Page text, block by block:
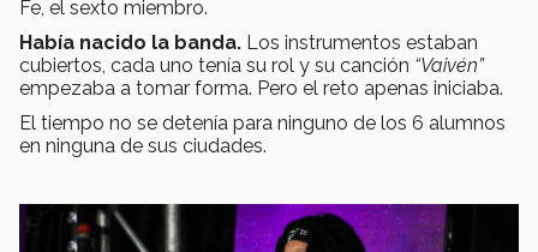
Fe, el sexto miembro.
Había nacido la banda. Los instrumentos estaban
cubiertos, cada uno tenía su rol y su canción “Vaivén”
empezaba a tomar forma. Pero el reto apenas iniciaba.
El tiempo no se detenía para ninguno de los 6 alumnos
en ninguna de sus ciudades.